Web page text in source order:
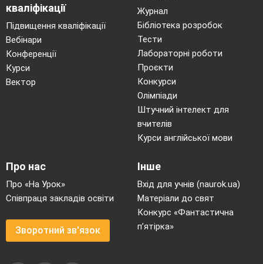
кваліфікації
Підвищення кваліфікації
Вебінари
Конференції
Курси
Вектор
Журнал
Бібліотека розробок
Тести
Лабораторні роботи
Проєкти
Конкурси
Олімпіади
Штучний інтелект для
вчителів
Курси англійської мови
Про нас
Про «На Урок»
Співпраця закладів освіти
Зворотний зв'язок
Інше
Вхід для учнів (naurok.ua)
Матеріали до свят
Конкурс «Фантастична
п’ятірка»